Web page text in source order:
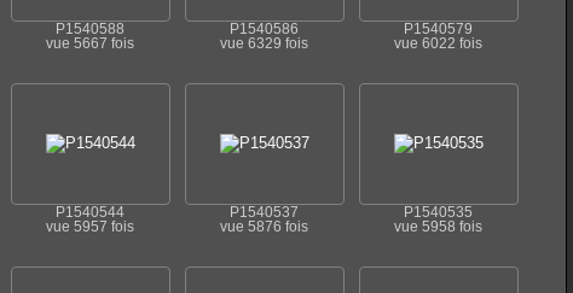
P1540588
vue 5667 fois
P1540586
vue 6329 fois
P1540579
vue 6022 fois
P1540544
vue 5957 fois
P1540537
vue 5876 fois
P1540535
vue 5958 fois